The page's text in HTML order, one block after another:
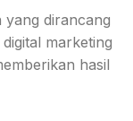
yang dirancang
marketing
hasil